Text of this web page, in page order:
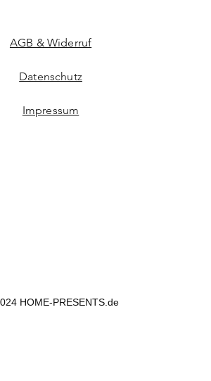
AGB & Widerruf
Datenschutz
Impressum
HOME-PRESENTS.de